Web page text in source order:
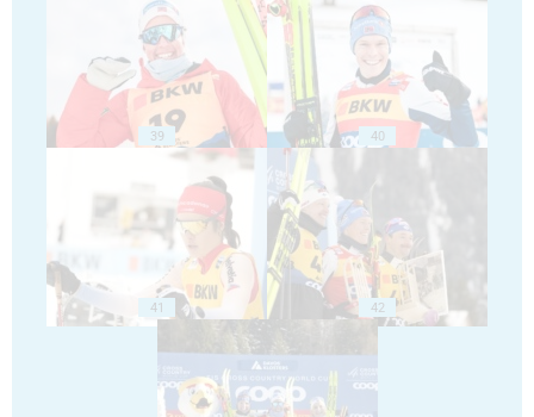
39 40
41 42